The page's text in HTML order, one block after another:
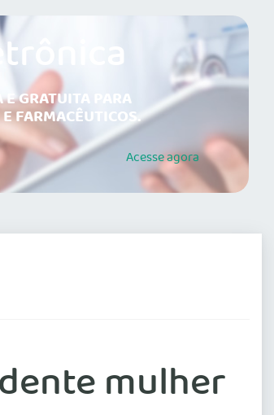
GRATUITA PARA
FARMACÊUTICOS.
Acesseagora
mulher